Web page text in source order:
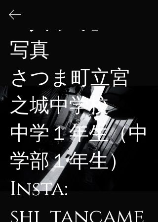
全国オンラインアートフェス
作品公開！！！
みんなでつくるアートフェス。
オンラインでできる作品発表会で、
全国の人とつながろう！
​2026年2月1日（日）～3月2日（月）にかけて第6回大会の作品を募
集しました。
2026年3月8日（日）にHPで作品を公開しました。
2026年3月23日（月）にHPで表彰作品（40点程度）を発表しまし
​素敵な作品の数々をご覧ください。
第6回作品はこちら！
「人って」
写真
さつま町立宮
之城中学校
中学１年生（中
学部１年生）
Insta: